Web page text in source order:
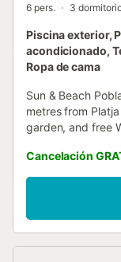
6 pers. 3
Piscina exterior,
acondicionado,
Ropa de cama
Sun & Beach
metres from
garden, and free
Cancelación